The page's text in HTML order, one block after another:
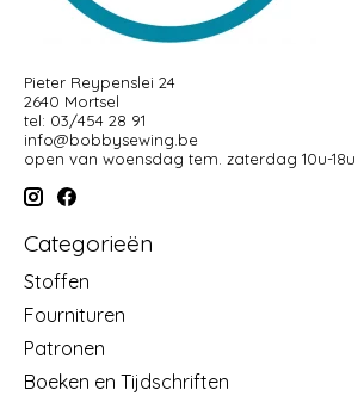
Pieter Reypenslei 24
2640 Mortsel
tel: 03/454 28 91
info@bobbysewing.be
open van woensdag tem. zaterdag 10u-18u
Categorieën
Stoffen
Fournituren
Patronen
Boeken en Tijdschriften